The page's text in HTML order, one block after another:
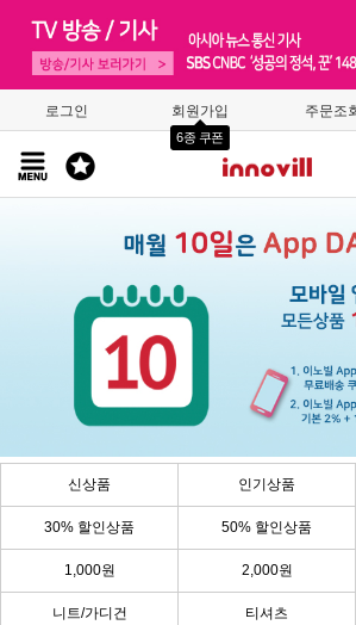
로그인 회원가입
6종 쿠폰
주문조
신상품 인기상품
30% 할인상품 50% 할인상품
1,000원 2,000원
니트/가디건 티셔츠